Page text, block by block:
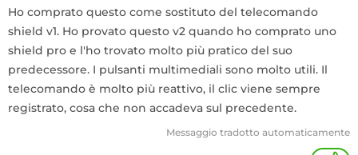
Ho comprato questo come sostituto del telecomando
shield v1. Ho provato questo v2 quando ho comprato uno
shield pro e l'ho trovato molto più pratico del suo
predecessore. I pulsanti multimediali sono molto utili. Il
telecomando è molto più reattivo, il clic viene sempre
registrato, cosa che non accadeva sul precedente.
Messaggio tradotto automaticamente